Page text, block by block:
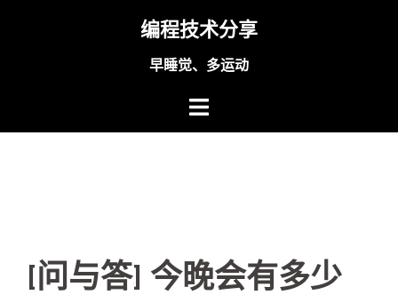
编程技术分享
早睡觉、多运动
[问与答] 今晚会有多少